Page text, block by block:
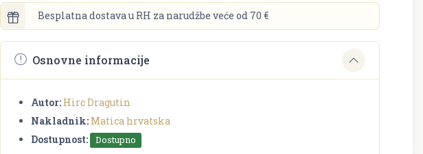
Besplatna dostava u RH za narudžbe veće od 70 €
Osnovne informacije
Autor: Hirc Dragutin
Nakladnik: Matica hrvatska
Dostupnost:
Dostupno